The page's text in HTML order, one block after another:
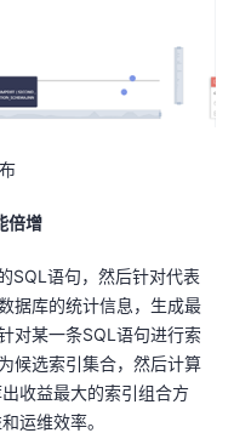
倍增
SQL 语句，然后针对代表
据库的统计信息，生成最
对某一条SQL 语句进行索
候选索引集合，然后计算
收益最大的索引组合方
运维效率。